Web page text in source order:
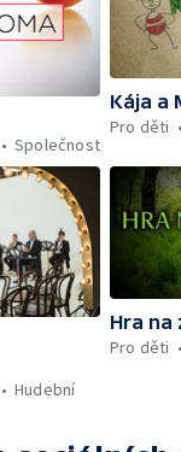
Společnost
Kája a
Pro děti
Hudební
Hra na
Pro děti